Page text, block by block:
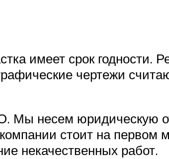
имеет срок годности.
чертежи
несем юридическую
стоит на первом
некачественных работ.